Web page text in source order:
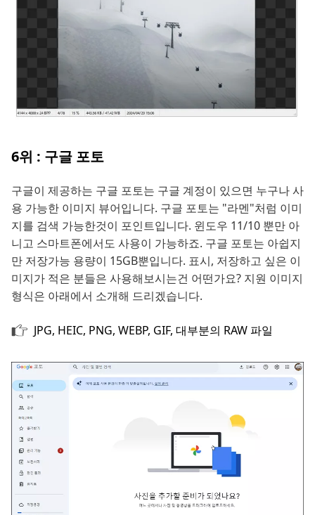
6위 : 구글 포토
구글이 제공하는 구글 포토는 구글 계정이 있으면 누구나 사
용 가능한 이미지 뷰어입니다. 구글 포토는 "라멘"처럼 이미
지를 검색 가능한것이 포인트입니다. 윈도우 11/10 뿐만 아
니고 스마트폰에서도 사용이 가능하죠. 구글 포토는 아쉽지
만 저장가능 용량이 15GB뿐입니다. 표시, 저장하고 싶은 이
미지가 적은 분들은 사용해보시는건 어떤가요? 지원 이미지
형식은 아래에서 소개해 드리겠습니다.
JPG, HEIC, PNG, WEBP, GIF, 대부분의 RAW 파일